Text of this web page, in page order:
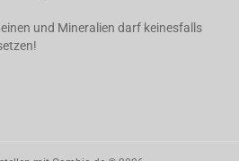
und Mineralien darf keinesfalls